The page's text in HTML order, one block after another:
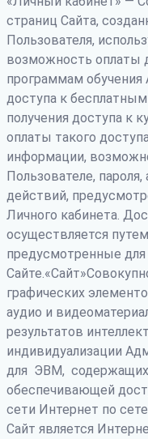
страниц Сайта,
Пользователя,
возможность оплаты
программам
доступа к
получения доступа к
оплаты такого
информации,
Пользователе,
действий,
Личного кабинета.
осуществляется
предусмотренные для
графических
аудио и
результатов
индивидуализации
для ЭВМ,
обеспечивающей
сети Интернет по
Сайт является